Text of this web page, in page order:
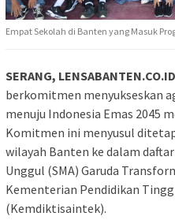
Empat Sekolah di Banten yang Masuk
SERANG,
berkomitmen menyukseskan
menuju Indonesia Emas 2045
Komitmen ini menyusul
wilayah Banten ke dalam
Unggul (SMA) Garuda
Kementerian Pendidikan
(Kemdiktisaintek).